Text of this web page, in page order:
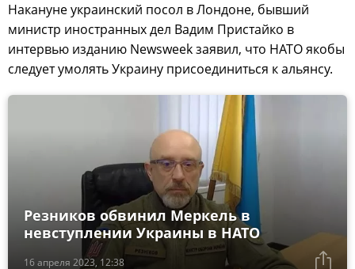
Накануне украинский посол в Лондоне, бывший
министр иностранных дел Вадим Пристайко в
интервью изданию Newsweek заявил, что НАТО якобы
следует умолять Украину присоединиться к альянсу.
16 апреля 2023, 12:38
Резников обвинил Меркель в
невступлении Украины в НАТО